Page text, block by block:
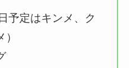
予定はキンメ、ク